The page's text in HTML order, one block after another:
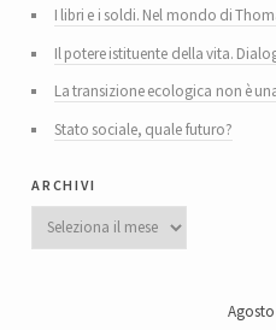
I libri e i soldi. Nel mondo di
Il potere istituente della vita.
La transizione ecologica non è
Stato sociale, quale futuro?
archivi
Archivi